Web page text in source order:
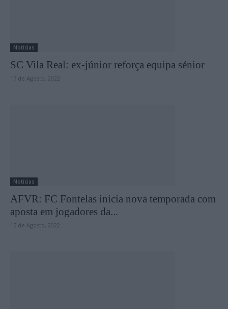
Notícias
SC Vila Real: ex-júnior reforça equipa sénior
17 de Agosto, 2022
Notícias
AFVR: FC Fontelas inicia nova temporada com
aposta em jogadores da...
15 de Agosto, 2022